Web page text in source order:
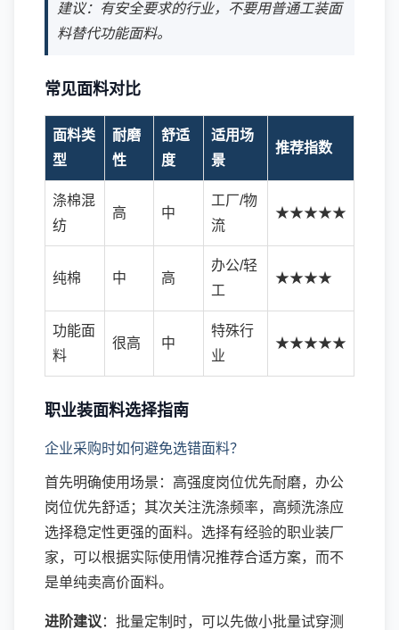
建议：有安全要求的行业，不要用普通工装面
料替代功能面料。
常见面料对比
面料类
型
耐磨
性
舒适
度
适用场
景
推荐指数
涤棉混
纺
高 中
工厂/物
流
★★★★★
纯棉 中 高
办公/轻
工
★★★★
功能面
料
很高 中
特殊行
业
★★★★★
职业装面料选择指南
企业采购时如何避免选错面料？
首先明确使用场景：高强度岗位优先耐磨，办公
岗位优先舒适；其次关注洗涤频率，高频洗涤应
选择稳定性更强的面料。选择有经验的职业装厂
家，可以根据实际使用情况推荐合适方案，而不
是单纯卖高价面料。
进阶建议 ：批量定制时，可以先做小批量试穿测